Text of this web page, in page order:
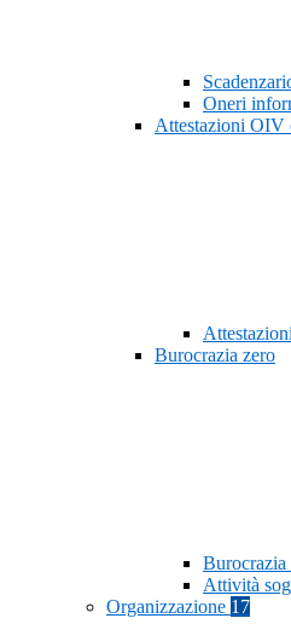
Oneri
Attestazioni OIV
Burocrazia zero
Burocrazia
Attività
Organizzazione 17